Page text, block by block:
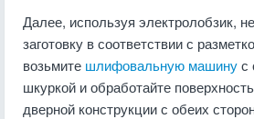
Далее, используя электролобзик,
заготовку в соответствии с
возьмите шлифовальную машинус
шкуркой и обработайте
дверной конструкции с обеих